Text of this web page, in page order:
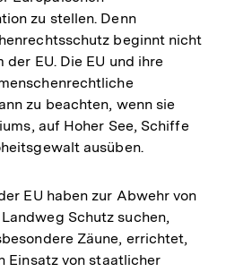
zu stellen. Denn
beginnt nicht
EU. Die EU und ihre
zu beachten, wenn sie
auf Hoher See, Schiffe
ausüben.
EU haben zur Abwehr von
Schutz suchen,
Zäune, errichtet,
Einsatz von staatlicher